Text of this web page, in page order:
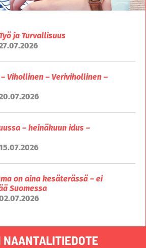
ja Turvallisuus
Vihollinen – Verivihollinen –
– heinäkuun idus –
on aina kesäterässä – ei
Suomessa